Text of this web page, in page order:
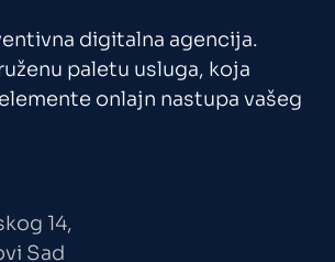
digitalna agencija.
paletu usluga, koja
onlajn nastupa vašeg
14,
Sad